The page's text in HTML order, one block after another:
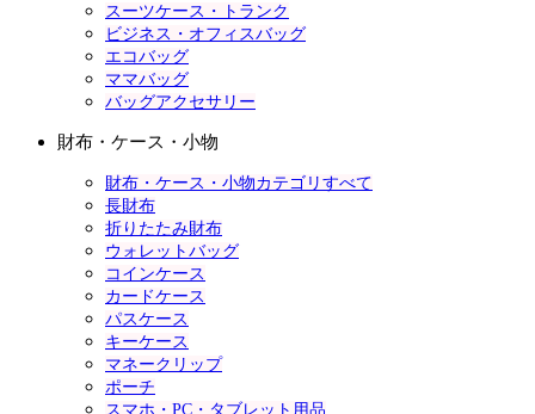
スーツケース・トランク
ビジネス・オフィスバッグ
エコバッグ
ママバッグ
バッグアクセサリー
財布・ケース・小物
財布・ケース・小物カテゴリすべて
長財布
折りたたみ財布
ウォレットバッグ
コインケース
カードケース
パスケース
キーケース
マネークリップ
ポーチ
スマホ・PC・タブレット用品